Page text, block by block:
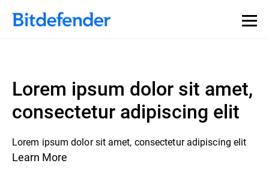
Lorem ipsum dolor sit amet,
consectetur adipiscing elit
Lorem ipsum dolor sit amet, consectetur adipiscing elit
Learn More